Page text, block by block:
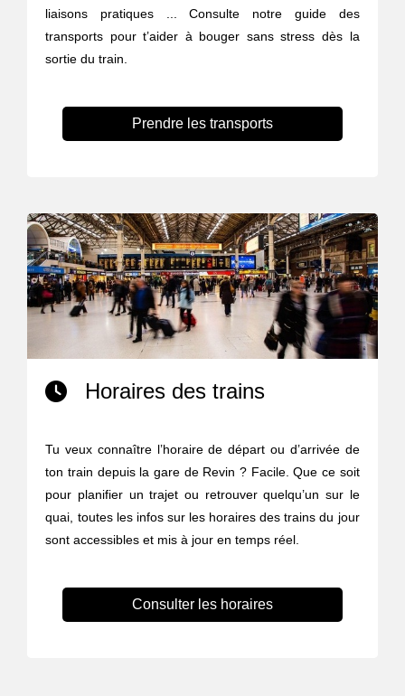
liaisons pratiques ... Consulte notre guide des
transports pour t’aider à bouger sans stress dès la
sortie du train.
Prendre les transports
Horaires des trains
Tu veux connaître l’horaire de départ ou d’arrivée de
ton train depuis la gare de Revin ? Facile. Que ce soit
pour planifier un trajet ou retrouver quelqu’un sur le
quai, toutes les infos sur les horaires des trains du jour
sont accessibles et mis à jour en temps réel.
Consulter les horaires